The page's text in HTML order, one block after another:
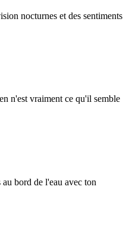
nocturnes et des sentiments
n'est vraiment ce qu'il semble
bord de l'eau avec ton